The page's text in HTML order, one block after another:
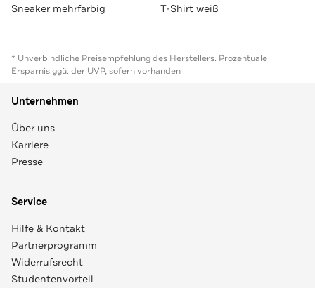
Sneaker mehrfarbig T-Shirt weiß
* Unverbindliche Preisempfehlung des Herstellers. Prozentuale
Ersparnis ggü. der UVP, sofern vorhanden
Unternehmen
Über uns
Karriere
Presse
Service
Hilfe & Kontakt
Partnerprogramm
Widerrufsrecht
Studentenvorteil